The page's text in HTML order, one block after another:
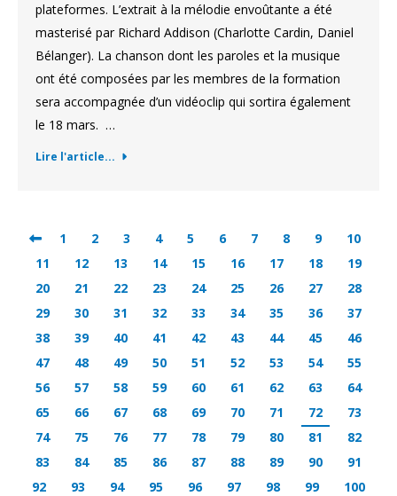
plateformes. L’extrait à la mélodie envoûtante a été
masterisé par Richard Addison (Charlotte Cardin, Daniel
Bélanger). La chanson dont les paroles et la musique
ont été composées par les membres de la formation
sera accompagnée d’un vidéoclip qui sortira également
le 18 mars. …
Lire l'article...
1 2 3 4 5 6 7 8 9
10
11
12 13 14 15 16 17 18
19
20
21 22 23 24 25 26 27
28
29
30 31 32 33 34 35 36
37
38
39 40 41 42 43 44 45
46
47
48 49 50 51 52 53 54
55
56
57 58 59 60 61 62 63
64
65
66 67 68 69 70 71 72
73
74
75 76 77 78 79 80 81
82
83
84 85 86 87 88 89 90
91
92
93 94 95 96 97 98 99
100